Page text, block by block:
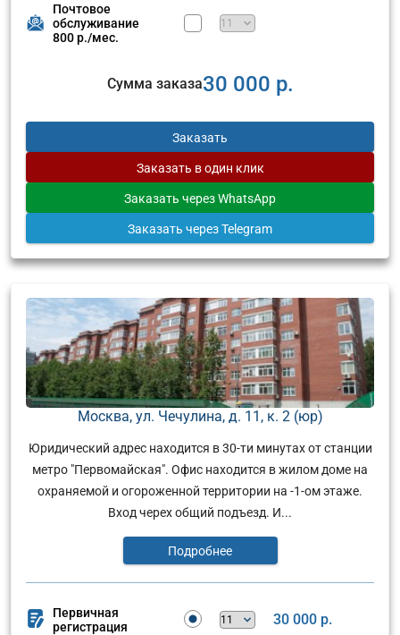
Почтовое
обслуживание
800 р./мес.
Сумма заказа30 000 р.
Заказать
Заказать в один клик
Заказать через WhatsApp
Заказать через Telegram
Москва, ул. Чечулина, д. 11, к. 2 (юр)
Юридический адрес находится в 30-ти минутах от станции
метро "Первомайская". Офис находится в жилом доме на
охраняемой и огороженной территории на -1-ом этаже.
Вход черех общий подъезд. И...
Подробнее
Первичная
регистрация
30 000 р.